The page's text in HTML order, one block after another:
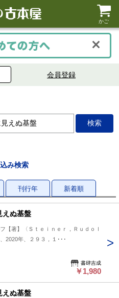
かご
会員登録
み検索
刊行年 新着順
えぬ基盤
【著】〈Ｓｔｅｉｎｅｒ，Ｒｕｄｏｌ
2020年、２９３，１･･･
書肆吉成
￥1,980
えぬ基盤